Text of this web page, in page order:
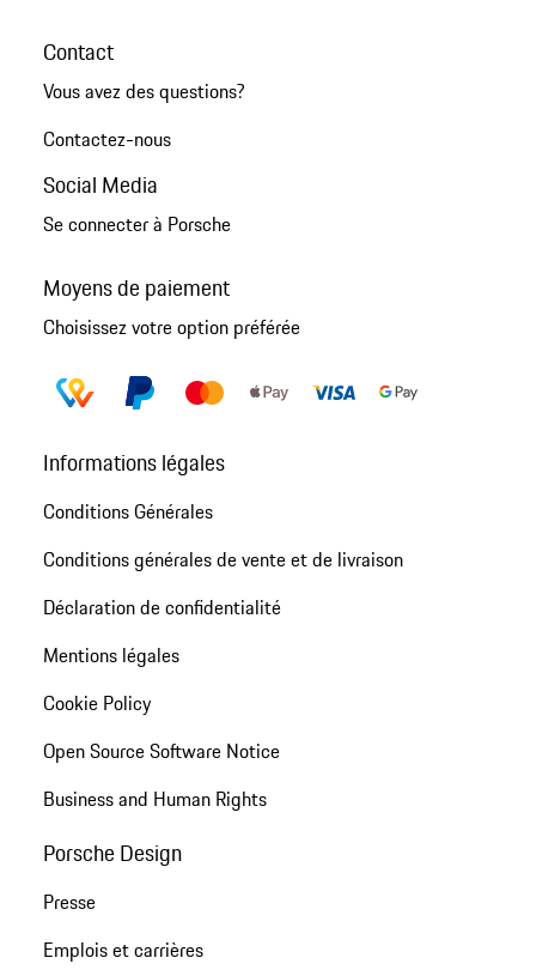
Contact
Vous avez des questions?
Contactez-nous
Social Media
Se connecter à Porsche
Moyens de paiement
Choisissez votre option préférée
Informations légales
Conditions Générales
Conditions générales de vente et de livraison
Déclaration de confidentialité
Mentions légales
Cookie Policy
Open Source Software Notice
Business and Human Rights
Porsche Design
Presse
Emplois et carrières